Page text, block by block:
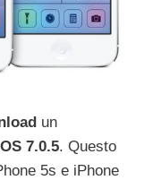
un
7.0.5. Questo
5s e iPhone